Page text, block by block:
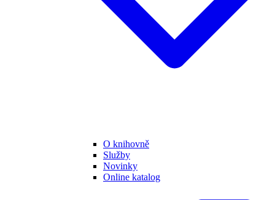
O knihovně
Služby
Novinky
Online katalog